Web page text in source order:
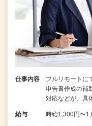
仕事内容
フルリモートに
申告書作成の補
対応などが、具
給与 時給1,300円〜